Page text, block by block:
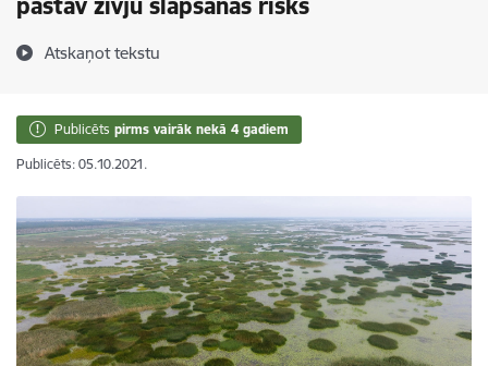
pastāv zivju slāpšanas risks
Atskaņot tekstu
Publicēts pirms vairāk nekā 4 gadiem
Publicēts: 05.10.2021.